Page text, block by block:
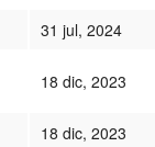
31 jul, 2024
18 dic, 2023
18 dic, 2023